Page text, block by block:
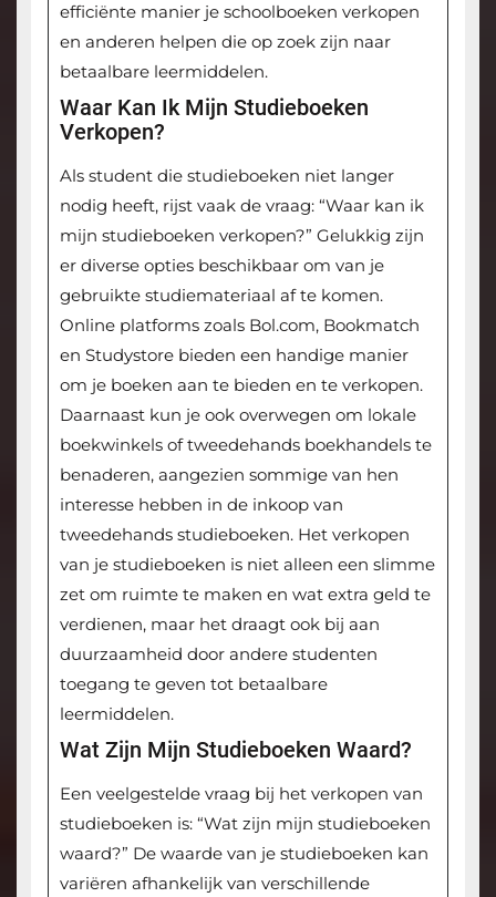
efficiënte manier je schoolboeken verkopen
en anderen helpen die op zoek zijn naar
betaalbare leermiddelen.
Waar Kan Ik Mijn Studieboeken
Verkopen?
Als student die studieboeken niet langer
nodig heeft, rijst vaak de vraag: “Waar kan ik
mijn studieboeken verkopen?” Gelukkig zijn
er diverse opties beschikbaar om van je
gebruikte studiemateriaal af te komen.
Online platforms zoals Bol.com, Bookmatch
en Studystore bieden een handige manier
om je boeken aan te bieden en te verkopen.
Daarnaast kun je ook overwegen om lokale
boekwinkels of tweedehands boekhandels te
benaderen, aangezien sommige van hen
interesse hebben in de inkoop van
tweedehands studieboeken. Het verkopen
van je studieboeken is niet alleen een slimme
zet om ruimte te maken en wat extra geld te
verdienen, maar het draagt ook bij aan
duurzaamheid door andere studenten
toegang te geven tot betaalbare
leermiddelen.
Wat Zijn Mijn Studieboeken Waard?
Een veelgestelde vraag bij het verkopen van
studieboeken is: “Wat zijn mijn studieboeken
waard?” De waarde van je studieboeken kan
variëren afhankelijk van verschillende